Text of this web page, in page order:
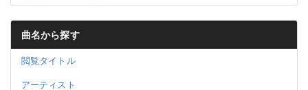
曲名から探す
閲覧タイトル
アーティスト